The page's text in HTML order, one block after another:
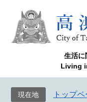
で
ば
生活に
Living
現在地 トップ